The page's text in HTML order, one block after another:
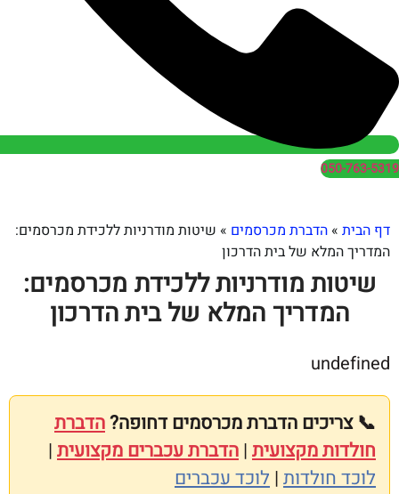
»הדברת מכרסמים »שיטות מודרניות ללכידת מכרסמים:
של בית הדרכון
מודרניות ללכידת מכרסמים:
המלא של בית הדרכון
הדברת מכרסמים דחופה?הדברת
מקצועית|הדברת עכברים מקצועית|
|לוכד עכברים